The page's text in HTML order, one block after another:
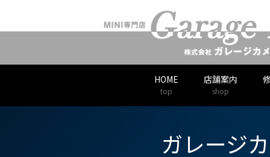
HOME
top
店舗案内
shop
ガレージ